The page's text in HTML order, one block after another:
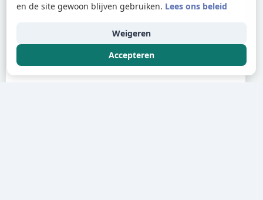
en de site gewoon blijven gebruiken. Lees ons beleid
Weigeren
Accepteren